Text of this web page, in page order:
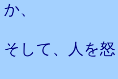
か、
そして、人を